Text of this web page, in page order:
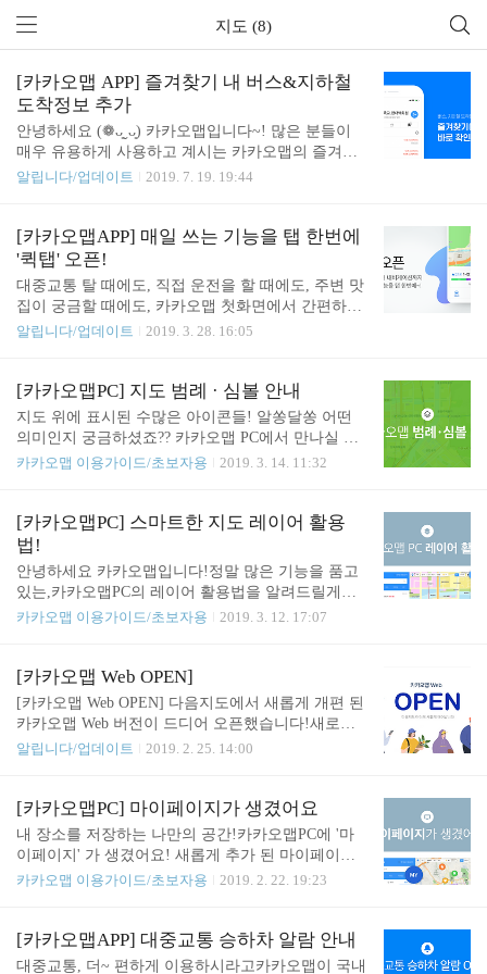
지도 (8)
[카카오맵 APP] 즐겨찾기 내 버스&지하철
도착정보 추가
안녕하세요 (❁ᴗ͈ˬᴗ͈) 카카오맵입니다~! 많은 분들이
매우 유용하게 사용하고 계시는 카카오맵의 즐겨찾
기 기능이 한층 더-! 업그레이드 됩니다. 즐겨찾기에
들을 위한 특.별.한. 홈 화면 바로가기 기능까지,, 지
금 소개해 드릴게요! ✔︎ 버스&버스정류장 즐겨찾기 -
버스정류장은 물론, 정류장을 지나는 개별 버스의 즐
겨찾기도 가능합니다! ✔︎ 지하철역 즐겨찾기 - 버스
에 이어 지하철역도 함께 저장 할 수 있어요! - 내가
탈 버스와 지하철 도착정보를 한눈에 짠! ✔︎ 홈 화면
들을 위해 준비한 특별하고 간편한 기능! - 홈 화면에
폴더 바로가기를 ..
알립니다/업데이트 2019. 7. 19. 19:44
[카카오맵APP] 매일 쓰는 기능을 탭 한번에
'퀵탭' 오픈!
대중교통 탈 때에도, 직접 운전을 할 때에도, 주변 맛
집이 궁금할 때에도, 카카오맵 첫화면에서 간편하게
퀵탭으로 짠! (´∀｀） 시간&장소&상황에 맞는 실시
개해드릴게요! ⭐️ 첫 화면에 모든걸 담았다, "퀵탭"
오픈! ⭐️ 카카오맵에서 매일 쓰는 기능인 '대중교통/
내비게이션/주변'을 이제 첫화면에서 간편하게 탭 한
출퇴근 길을 부탁해! 유난히 막히는 출근길, 핸드폰
등록하면, 일상의 아찔한 상황을 피할 수 있어요! 출
발 전엔 소요시간 확인하고, 이동 중엔 승하차 알람
을 설정해보세요. 안심하고 대..
알립니다/업데이트 2019. 3. 28. 16:05
[카카오맵PC] 지도 범례 · 심볼 안내
지도 위에 표시된 수많은 아이콘들! 알쏭달쏭 어떤
의미인지 궁금하셨죠?? 카카오맵 PC에서 만나실 수
있는 범례와 심볼에 대해 자세히 알려드릴게요! ∠(^
인하실 수 있도록 표시, 색상, 경계의 범례를 제공합
니다. ✔︎ 카카오맵 PC 범례 카카오맵 PC 오른쪽 상단
레이어(지도설정, 대기설정)의 내용을 쉽게 확인하실
수 있도록 표시, 색상, 경계의 범례를 제공합니다. ·
교통 정체정도 색상 안내 · 자전거 도로안내, 진입로,
편의시설 · 날씨 통합대기지수, 미세먼지, 초미세먼
· 지적편집도 지번 경계, 도로 철도, 국토계획 개발지
구, 용도 개발 ..
카카오맵 이용가이드/초보자용 2019. 3. 14. 11:32
[카카오맵PC] 스마트한 지도 레이어 활용
법!
안녕하세요 카카오맵입니다!정말 많은 기능을 품고
있는,카카오맵PC의 레이어 활용법을 알려드릴게요!
알아두면 도움이 많이 되는깨알정보 대-오-픈!(*´∇｀
설정을 할 수 있어요! ✔︎ 레이어 내 지도설정생각보
다 많은 기능을 품고있는 카카오맵 PC!내가 보고싶
은 지도의 형태를 선택해서 볼 수 있어요! • 교통정
정보와 함께 실시간 교통정보 확인이 가능합니다.또
도 함께 확인하실 수 있습니다. • 자전거자전거 길,
편의 시설, 진입로 정보를 확인하실 수 있습니다.• 지
형도지형도 서비스는 지형의 표..
카카오맵 이용가이드/초보자용 2019. 3. 12. 17:07
[카카오맵 Web OPEN]
[카카오맵 Web OPEN] 다음지도에서 새롭게 개편 된
카카오맵 Web 버전이 드디어 오픈했습니다!새로운
얼굴로 유저분들에게 인사를 드리게 된 '카카오맵 W
한 하나의 계정집/회사, 즐겨찾는 장소를 등록하세
요.하나의 카카오계정으로 모두 관리할 수 있어요. ‣
사용자를 위한 디자인보다 간결하고 편리한 화면에
니다. ‣ 나만의 즐겨찾기 폴더 만들기주제별, 용도별
고 구독할 수 있어요. ✔︎ 데이터 이동도 간편해요. ‣
로그인 한번으로 간편한 계정 연동다음지도 즐겨찾
알립니다/업데이트 2019. 2. 25. 14:00
[카카오맵PC] 마이페이지가 생겼어요
내 장소를 저장하는 나만의 공간!카카오맵PC에 '마
이페이지' 가 생겼어요! 새롭게 추가 된 마이페이지
의 기능들을소개해드릴게요! (〃‿〃✿) 1. 즐겨찾기
[폴더별 500개 * 최대 100개 폴더]까지등록이 가능하
여 즐겨찾기를 최대 50,000개 까지 저장가능해요! 물
카카오맵 이용가이드/초보자용 2019. 2. 22. 19:23
[카카오맵APP] 대중교통 승하차 알람 안내
대중교통, 더~ 편하게 이용하시라고카카오맵이 국내